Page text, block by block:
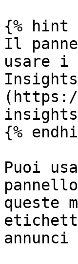
{% hint
Il
usare i
(https://
{%
Puoi
queste